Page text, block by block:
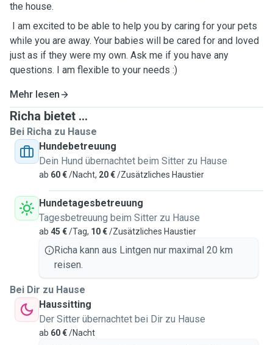
the house.
I am excited to be able to help you by caring for your pets
while you are away. Your babies will be cared for and loved
just as if they were my own. Ask me if you have any
questions. I am flexible to your needs :)
Mehr lesen
Richa bietet ...
Bei Richa zu Hause
Hundebetreuung
Dein Hund übernachtet beim Sitter zu Hause
ab 60 €/Nacht, 20 €/Zusätzliches Haustier
Hundetagesbetreuung
Tagesbetreuung beim Sitter zu Hause
ab 45 €/Tag, 10 €/Zusätzliches Haustier
Richa kann aus Lintgen nur maximal 20 km
reisen.
Bei Dir zu Hause
Haussitting
Der Sitter übernachtet bei Dir zu Hause
ab 60 €/Nacht